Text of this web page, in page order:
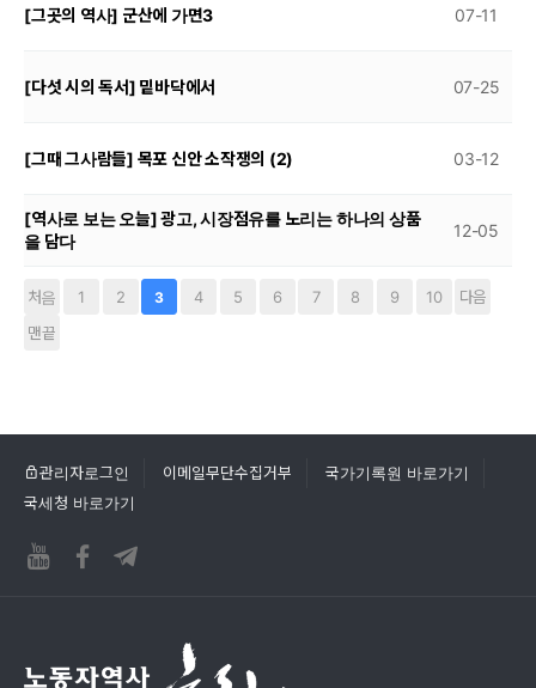
[그곳의 역사] 군산에 가면3 07-11
[다섯 시의 독서] 밑바닥에서 07-25
[그때 그사람들] 목포 신안 소작쟁의 (2) 03-12
[역사로 보는 오늘] 광고, 시장점유를 노리는 하나의 상품
을 담다
12-05
처음 1 2 3 4 5 6 7 8 9 10
다음
맨끝
관리자로그인 이메일무단수집거부
국가기록원 바로가기
국세청 바로가기